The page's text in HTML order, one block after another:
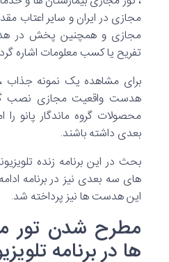
مجازی در ایران و سایر اعتاب
مجازی و همچنین پخش در
تفریح یا کسب معلومات اشاره
برای مشاهده یک نمونه جذاب
هدست واقعیت مجازی نصب
محصولات گروه ماندگار پانو را
بعدی داشته باشند.
بحث در این برنامه زنده
های سه بعدی نیز در برنامه
این هدست ها نیز پرداخته شد.
مطرح شدن تور
ها در برنامه